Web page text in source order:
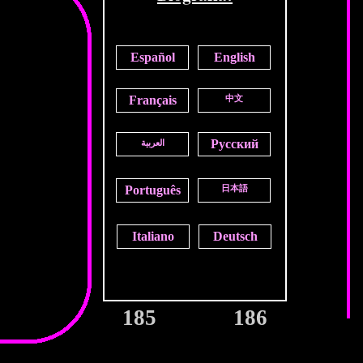
185 186
Русский
Português 日本語
Español English
Français 中文
Italiano Deutsch
العربية